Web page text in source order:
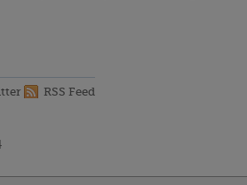
RSS Feed